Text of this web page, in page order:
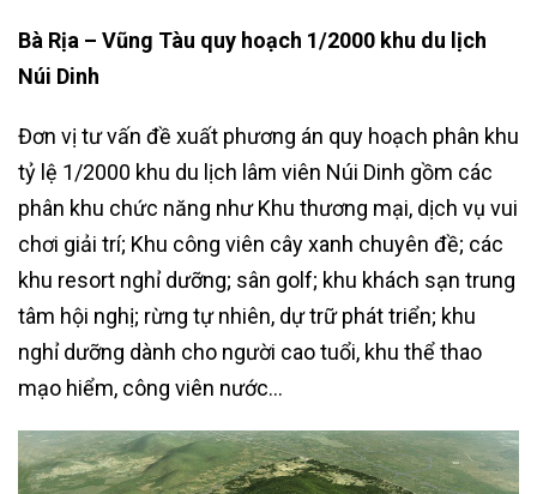
Bà Rịa – Vũng Tàu quy hoạch 1/2000 khu du lịch
Núi Dinh
Đơn vị tư vấn đề xuất phương án quy hoạch phân khu
tỷ lệ 1/2000 khu du lịch lâm viên Núi Dinh gồm các
phân khu chức năng như Khu thương mại, dịch vụ vui
chơi giải trí; Khu công viên cây xanh chuyên đề; các
khu resort nghỉ dưỡng; sân golf; khu khách sạn trung
tâm hội nghị; rừng tự nhiên, dự trữ phát triển; khu
nghỉ dưỡng dành cho người cao tuổi, khu thể thao
mạo hiểm, công viên nước…